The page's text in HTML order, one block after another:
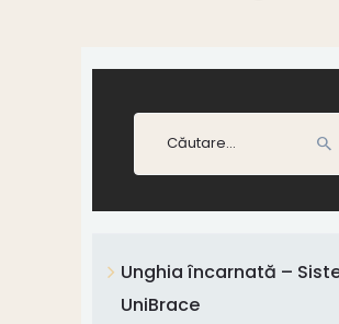
Caută
după:
Unghia încarnată –
UniBrace